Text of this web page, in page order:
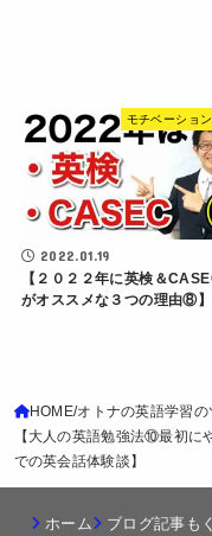
モチベーショ
2022.01.19
【２０２２年に英検＆
がオススメな３つの理由⑧】
HOME オトナの英語学習の
【大人の英語勉強法⑩最初に
での英会話体験談】
ホーム ブログ記事も